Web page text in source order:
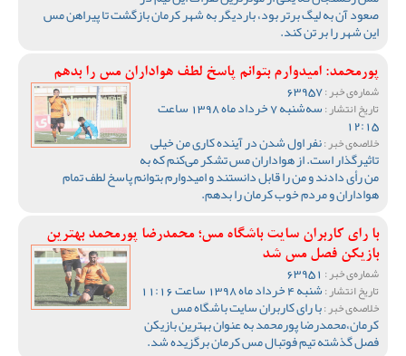
صعود آن به لیگ برتر بود، باردیگر به شهر کرمان بازگشت تا پیراهن مس
این شهر را بر تن کند.
پورمحمد: امیدوارم بتوانم پاسخ لطف هواداران مس را بدهم
شماره‌ی خبر :
تاریخ انتشار : سه‌شنبه 7 خرداد ماه 1398 ساعت
12:15
خلاصه‌ی خبر :نفر اول شدن در آینده کاری من خیلی
تاثیرگذار است. از هواداران مس تشکر می‌کنم که به
من رأی دادند و من را قابل دانستند و امیدوارم بتوانم پاسخ لطف تمام
هواداران و مردم خوب کرمان را بدهم.
با رای کاربران سایت باشگاه مس؛ محمدرضا پورمحمد بهترین
بازیکن فصل مس شد
شماره‌ی خبر :
تاریخ انتشار :شنبه 4 خرداد ماه 1398 ساعت 11:16
خلاصه‌ی خبر :با رای کاربران سایت باشگاه مس
کرمان،محمدرضا پورمحمد به عنوان بهترین بازیکن
فصل گذشته تیم فوتبال مس کرمان برگزیده شد.